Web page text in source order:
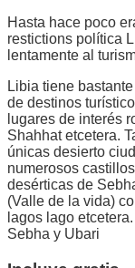
Hasta hace poco
restictions política
lentamente al
Libia tiene
de destinos
lugares de interés
Shahhat etcetera.
únicas desierto
numerosos
desérticas de
(Valle de la vida)
lagos lago
Sebha y Ubari